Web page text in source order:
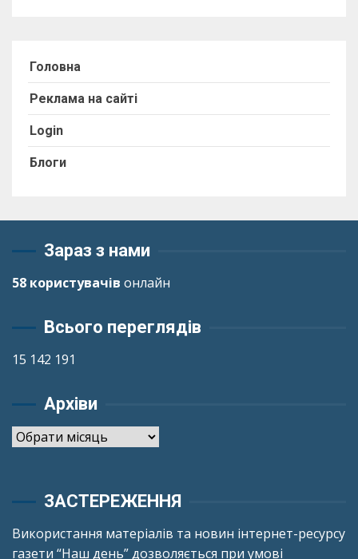
Головна
Реклама на сайті
Login
Блоги
Зараз з нами
58 користувачів онлайн
Всього переглядів
15 142 191
Архіви
Архіви
ЗАСТЕРЕЖЕННЯ
Використання матеріалів та новин інтернет-ресурсу
газети “Наш день” дозволяється при умові